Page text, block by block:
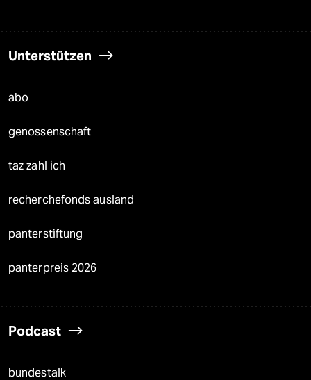
Unterstützen
abo
genossenschaft
taz zahl ich
recherchefonds ausland
panterstiftung
panterpreis 2026
Podcast
bundestalk